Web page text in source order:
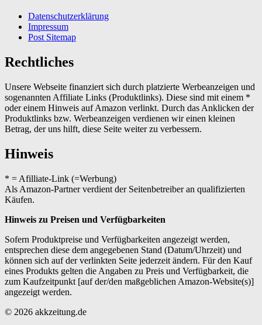
Datenschutzerklärung
Impressum
Post Sitemap
Rechtliches
Unsere Webseite finanziert sich durch platzierte Werbeanzeigen und
sogenannten Affiliate Links (Produktlinks). Diese sind mit einem *
oder einem Hinweis auf Amazon verlinkt. Durch das Anklicken der
Produktlinks bzw. Werbeanzeigen verdienen wir einen kleinen
Betrag, der uns hilft, diese Seite weiter zu verbessern.
Hinweis
* = Afilliate-Link (=Werbung)
Als Amazon-Partner verdient der Seitenbetreiber an qualifizierten
Käufen.
Hinweis zu Preisen und Verfügbarkeiten
Sofern Produktpreise und Verfügbarkeiten angezeigt werden,
entsprechen diese dem angegebenen Stand (Datum/Uhrzeit) und
können sich auf der verlinkten Seite jederzeit ändern. Für den Kauf
eines Produkts gelten die Angaben zu Preis und Verfügbarkeit, die
zum Kaufzeitpunkt [auf der/den maßgeblichen Amazon-Website(s)]
angezeigt werden.
© 2026 akkzeitung.de